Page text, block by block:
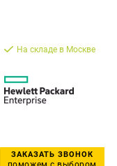
На складе в Москве
ЗАКАЗАТЬ ЗВОНОК